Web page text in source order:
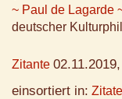
~ Paul de Lagarde
deutscher
Zitante
einsortiert in: